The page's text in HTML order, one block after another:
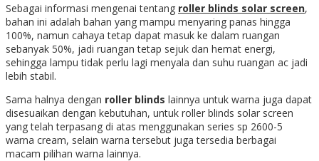
Sebagai informasi mengenai tentang roller blinds solar screen,
bahan ini adalah bahan yang mampu menyaring panas hingga
100%, namun cahaya tetap dapat masuk ke dalam ruangan
sebanyak 50%, jadi ruangan tetap sejuk dan hemat energi,
sehingga lampu tidak perlu lagi menyala dan suhu ruangan ac jadi
lebih stabil.
Sama halnya dengan roller blinds lainnya untuk warna juga dapat
disesuaikan dengan kebutuhan, untuk roller blinds solar screen
yang telah terpasang di atas menggunakan series sp 2600-5
warna cream, selain warna tersebut juga tersedia berbagai
macam pilihan warna lainnya.